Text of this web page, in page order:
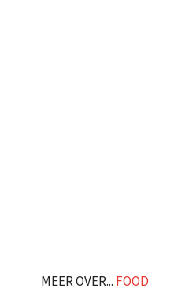
MEER OVER... FOOD